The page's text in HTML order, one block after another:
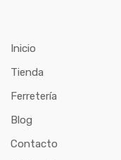
Inicio
Tienda
Ferretería
Blog
Contacto